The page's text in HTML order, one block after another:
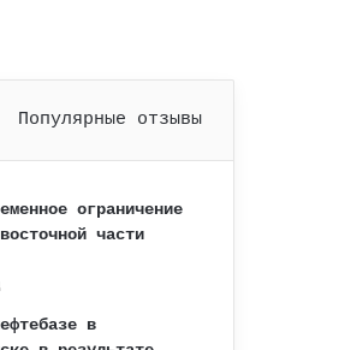
Популярные отзывы
ограничение
части
в